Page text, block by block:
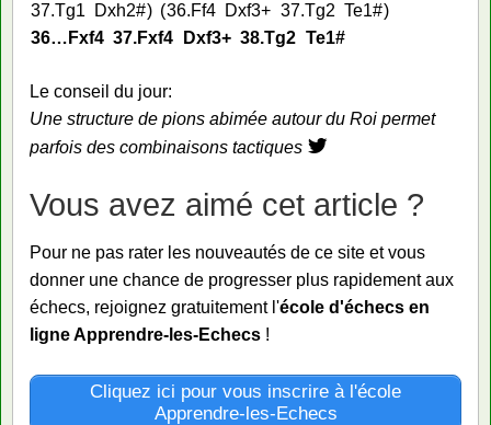
37.Tg1 Dxh2# 36.Ff4 Dxf3+ 37.Tg2 Te1#
36… Fxf4 37.Fxf4 Dxf3+ 38.Tg2 Te1#
Le conseil du jour:
Une structure de pions abimée autour du Roi permet
parfois des combinaisons tactiques
Vous avez aimé cet article ?
Pour ne pas rater les nouveautés de ce site et vous
donner une chance de progresser plus rapidement aux
échecs, rejoignez gratuitement l'école d'échecs en
ligne Apprendre-les-Echecs !
Cliquez ici pour vous inscrire à l'école
Apprendre-les-Echecs